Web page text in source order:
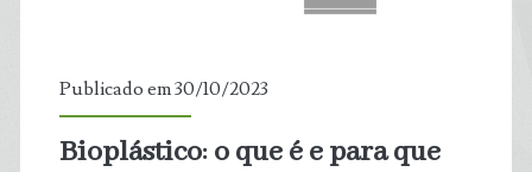
Publicado em 30/10/2023
Bioplástico: o que é e para que